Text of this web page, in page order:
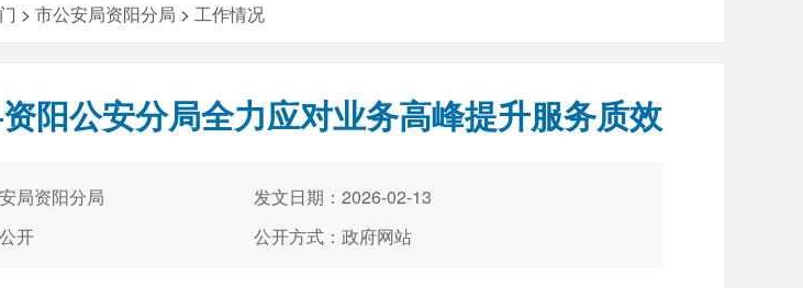
> 市公安局资阳分局 > 工作情况
公安分局全力应对业务高峰提升服务质效
局资阳分局
发文日期：2026-02-13
开 公开方式：政府网站